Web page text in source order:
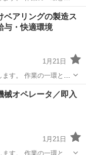
求められます。 経験
るため、安心してご
ベアリングの製造ス
与・快適環境
1月21日
す。 作業の一環とし
求められます。 経験
るため、安心してご
会保険
械オペレータ／即入
1月21日
す。 作業の一環とし